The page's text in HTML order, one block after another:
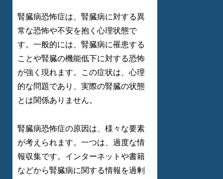
腎臓病恐怖症は、腎臓病に対する異
常な恐怖や不安を抱く心理状態で
す。一般的には、腎臓病に罹患する
ことや腎臓の機能低下に対する恐怖
が強く現れます。この症状は、心理
的な問題であり、実際の腎臓の状態
とは関係ありません。
腎臓病恐怖症の原因は、様々な要素
が考えられます。一つは、過度な情
報収集です。インターネットや書籍
などから腎臓病に関する情報を過剰